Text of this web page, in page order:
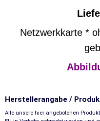
Netzwerkkarte *
Herstellerangabe /
Alle unsere hier angebotenen